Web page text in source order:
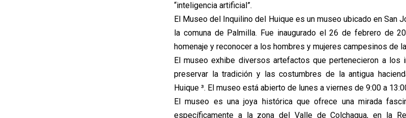
“inteligencia artificial”.
El Museo del Inquilino del Huique es un museo ubicado en San
la comuna de Palmilla. Fue inaugurado el 26 de febrero de
homenaje y reconocer a los hombres y mujeres campesinos de
El museo exhibe diversos artefactos que pertenecieron a los
preservar la tradición y las costumbres de la antigua
Huique ³. El museo está abierto de lunes a viernes de 9:00 a
El museo es una joya histórica que ofrece una mirada
específicamente a la zona del Valle de Colchagua, en la